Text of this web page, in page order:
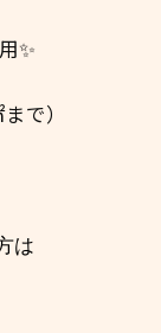
✨
で）
は